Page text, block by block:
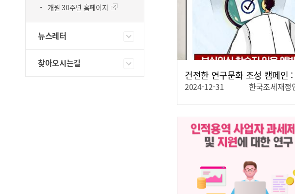
개원 30주년 홈페이지
뉴스레터
찾아오시는길
2024-12-31 한국조세재정
자세히보기